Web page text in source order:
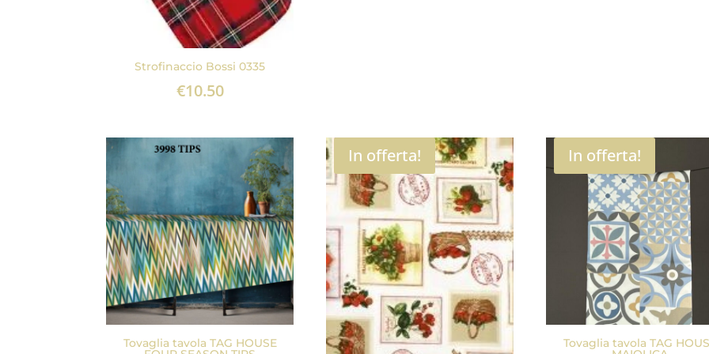
Strofinaccio Bossi 0335
€10.50
Tovaglia tavola TAG HOUSE
In offerta! In offerta!
Tovaglia tavola TAG